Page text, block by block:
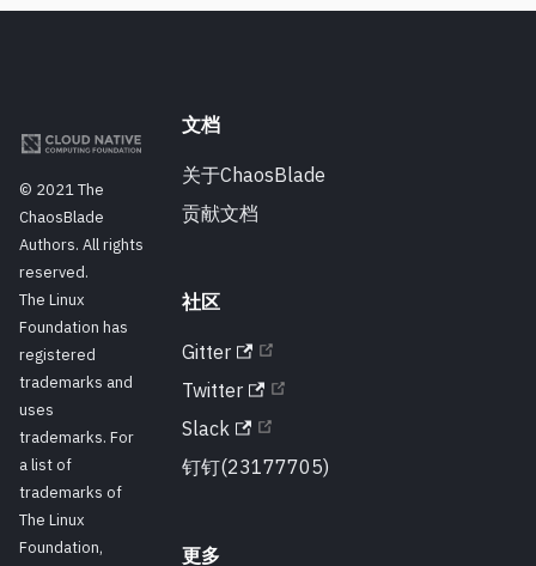
文档
关于ChaosBlade
贡献文档
社区
Gitter
Twitter
Slack
钉钉(23177705)
更多
© 2021 The
ChaosBlade
Authors. All rights
reserved.
The Linux
Foundation has
registered
trademarks and
uses
trademarks. For
a list of
trademarks of
The Linux
Foundation,